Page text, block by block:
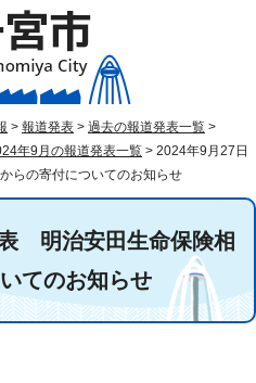
> 報道発表 > 過去の報道発表一覧 >
年9月の報道発表一覧 > 2024年9月27日
らの寄付についてのお知らせ
明治安田生命保険相
てのお知らせ